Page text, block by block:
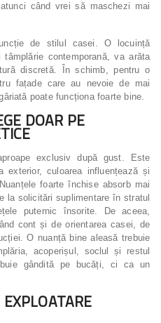
când vrei să maschezi mai
de stilul casei. O locuință
contemporană, va arăta
discretă. În schimb, pentru o
fațade care au nevoie de mai
poate funcționa foarte bine.
DOAR PE
exclusiv după gust. Este
culoarea influențează și
foarte închise absorb mai
la solicitări suplimentare în stratul
puternic însorite. De aceea,
cont și de orientarea casei, de
O nuanță bine aleasă trebuie
acoperișul, soclul și restul
gândită pe bucăți, ci ca un